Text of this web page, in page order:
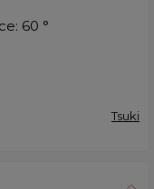
60 °
Tsuki